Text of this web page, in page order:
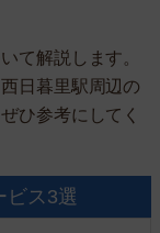
て解説します。
日暮里駅周辺の
ひ参考にしてく
ビス3選